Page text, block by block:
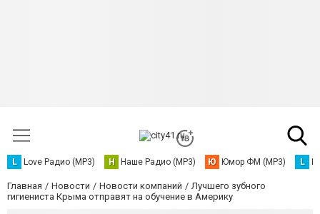
L Love Радио (MP3) Н Наше Радио (MP3) Ю Юмор ФМ (MP3) L
Главная Новости Новости компаний
Лучшего зубного
гигиениста Крыма отправят на обучение в Америку